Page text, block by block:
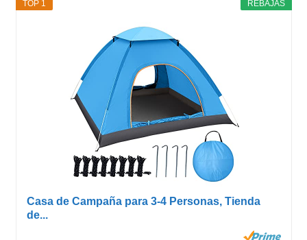
REBAJAS
TOP 1
Casa de Campaña para 3-4 Personas, Tienda
de...